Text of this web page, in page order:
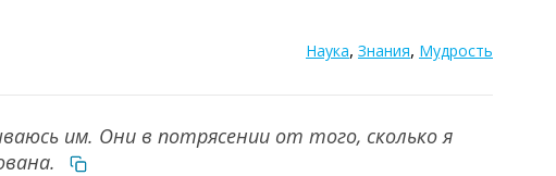
Наука, Знания, Мудрость
им. Они в потрясении от того, сколько я